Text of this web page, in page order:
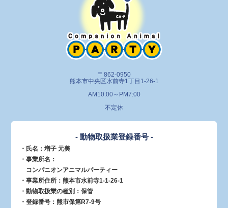
〒862-0950
熊本市中央区水前寺1丁目1-26-1
AM10:00～PM7:00
不定休
- 動物取扱業登録番号 -
・氏名：増子 元美
・事業所名：
コンパニオンアニマルパーティー
・事業所住所：熊本市水前寺1-1-26-1
・動物取扱業の種別：保管
・登録番号：熊市保第R7-9号